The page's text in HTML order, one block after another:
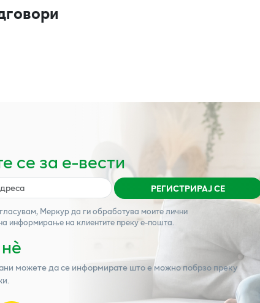
се за е-вести
РЕГИСТРИРАЈ СЕ
Меркурда ги обработува моите лични
информирање на клиентите преку е-пошта.
можете да се информирате што е можно побрзо преку